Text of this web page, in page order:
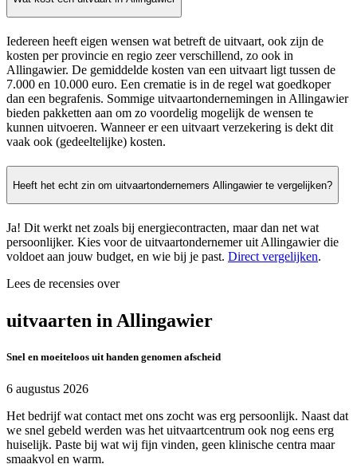
Iedereen heeft eigen wensen wat betreft de uitvaart, ook zijn de
kosten per provincie en regio zeer verschillend, zo ook in
Allingawier. De gemiddelde kosten van een uitvaart ligt tussen de
7.000 en 10.000 euro. Een crematie is in de regel wat goedkoper
dan een begrafenis. Sommige uitvaartondernemingen in Allingawier
bieden pakketten aan om zo voordelig mogelijk de wensen te
kunnen uitvoeren. Wanneer er een uitvaart verzekering is dekt dit
vaak ook (gedeeltelijke) kosten.
Heeft het echt zin om uitvaartondernemers Allingawier te vergelijken?
Ja! Dit werkt net zoals bij energiecontracten, maar dan net wat
persoonlijker. Kies voor de uitvaartondernemer uit Allingawier die
voldoet aan jouw budget, en wie bij je past. Direct vergelijken.
Lees de recensies over
uitvaarten in Allingawier
Snel en moeiteloos uit handen genomen afscheid
6 augustus 2026
Het bedrijf wat contact met ons zocht was erg persoonlijk. Naast dat
we snel gebeld werden was het uitvaartcentrum ook nog eens erg
huiselijk. Paste bij wat wij fijn vinden, geen klinische centra maar
smaakvol en warm.